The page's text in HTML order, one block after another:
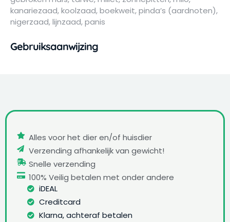
kanariezaad, koolzaad, boekweit, pinda’s (aardnoten),
nigerzaad, lijnzaad, panis
Gebruiksaanwijzing
Alles voor het dier en/of huisdier
Verzending afhankelijk van gewicht!
Snelle verzending
100% Veilig betalen met onder andere
iDEAL
Creditcard
Klarna, achteraf betalen